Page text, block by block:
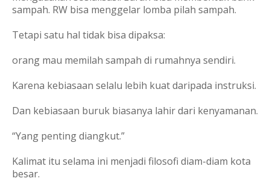
sampah. RW bisa menggelar lomba pilah sampah.
Tetapi satu hal tidak bisa dipaksa:
orang mau memilah sampah di rumahnya sendiri.
Karena kebiasaan selalu lebih kuat daripada instruksi.
Dan kebiasaan buruk biasanya lahir dari kenyamanan.
“Yang penting diangkut.”
Kalimat itu selama ini menjadi filosofi diam-diam kota
besar.